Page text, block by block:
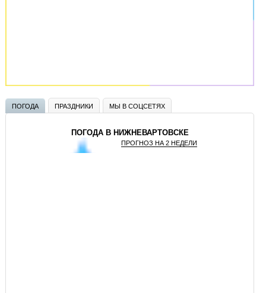
ПОГОДА ПРАЗДНИКИ МЫ В СОЦСЕТЯХ
ПОГОДА В НИЖНЕВАРТОВСКЕ
ПРОГНОЗ НА 2 НЕДЕЛИ